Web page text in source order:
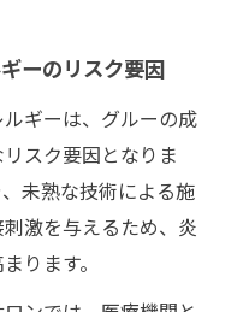
ーのリスク要因
ギーは、グルーの成
スク要因となりま
未熟な技術による施
激を与えるため、炎
ります。